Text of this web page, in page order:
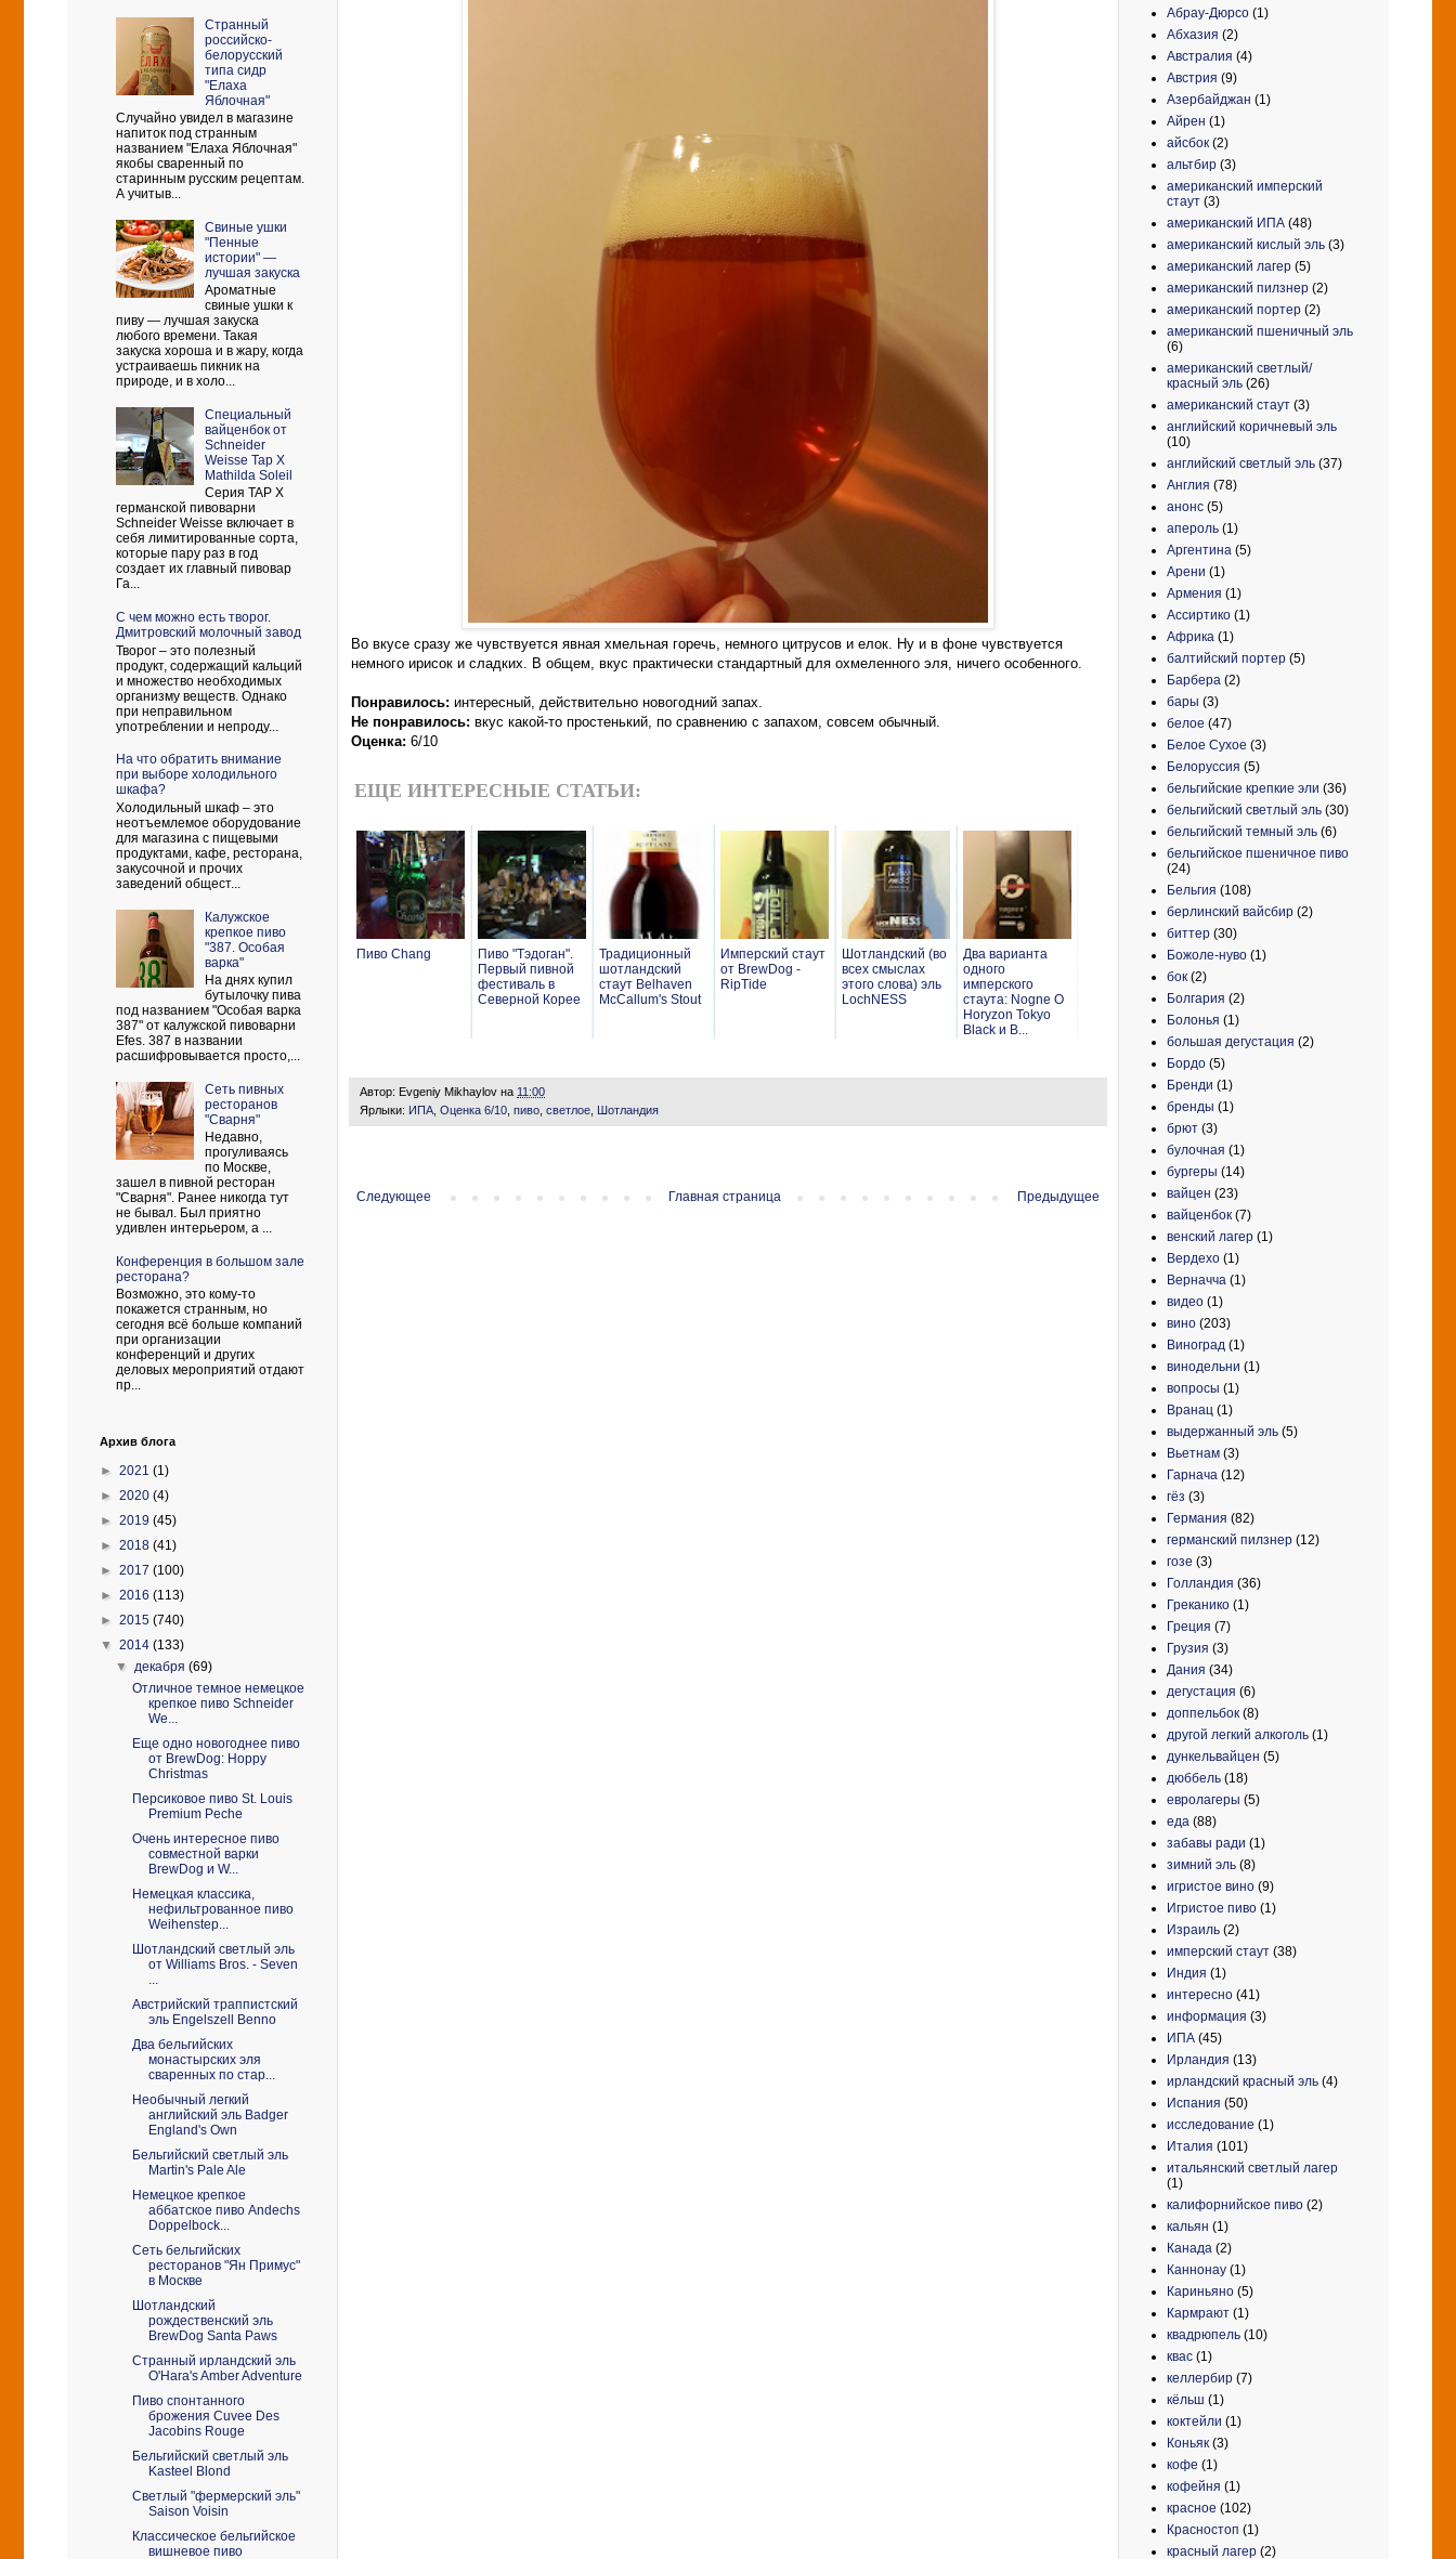
Во вкусе сразу же чувствуется явная хмельная горечь, немного цитрусов и елок. Ну и в фоне чувствуется
немного ирисок и сладких. В общем, вкус практически стандартный для охмеленного эля, ничего особенного.
Понравилось: интересный, действительно новогодний запах.
Не понравилось: вкус какой-то простенький, по сравнению с запахом, совсем обычный.
Оценка: 6/10
ЕЩЕ ИНТЕРЕСНЫЕ СТАТЬИ:
Пиво Chang
Пиво "Тэдоган".
Первый пивной
фестиваль в
Северной Корее
Традиционный
шотландский
стаут Belhaven
McCallum's Stout
Имперский стаут
от BrewDog -
RipTide
Шотландский (во
всех смыслах
этого слова) эль
LochNESS
Два варианта
одного
имперского
стаута: Nogne O
Horyzon Tokyo
Black и B...
Автор: Evgeniy Mikhaylov на 11:00
Ярлыки: ИПА Оценка 6/10 пиво светлое Шотландия
Следующее Предыдущее
Главная страница
Странный
российско-
белорусский
типа сидр
"Елаха
Яблочная"
Случайно увидел в магазине
напиток под странным
названием "Елаха Яблочная"
якобы сваренный по
старинным русским рецептам.
А учитыв...
Свиные ушки
"Пенные
истории" —
лучшая закуска
Ароматные
свиные ушки к
пиву — лучшая закуска
любого времени. Такая
закуска хороша и в жару, когда
устраиваешь пикник на
природе, и в холо...
Cпециальный
вайценбок от
Schneider
Weisse Tap X
Mathilda Soleil
Серия TAP X
германской пивоварни
Schneider Weisse включает в
себя лимитированные сорта,
которые пару раз в год
создает их главный пивовар
Га...
С чем можно есть творог.
Дмитровский молочный завод
Творог – это полезный
продукт, содержащий кальций
и множество необходимых
организму веществ. Однако
при неправильном
употреблении и непроду...
На что обратить внимание
при выборе холодильного
шкафа?
Холодильный шкаф – это
неотъемлемое оборудование
для магазина с пищевыми
продуктами, кафе, ресторана,
закусочной и прочих
заведений общест...
Калужское
крепкое пиво
"387. Особая
варка"
На днях купил
бутылочку пива
под названием "Особая варка
387" от калужской пивоварни
Efes. 387 в названии
расшифровывается просто,...
Сеть пивных
ресторанов
"Сварня"
Недавно,
прогуливаясь
по Москве,
зашел в пивной ресторан
"Сварня". Ранее никогда тут
не бывал. Был приятно
удивлен интерьером, а ...
Конференция в большом зале
ресторана?
Возможно, это кому-то
покажется странным, но
сегодня всё больше компаний
при организации
конференций и других
деловых мероприятий отдают
пр...
Архив блога
► 2021 (1)
► 2020 (4)
► 2019 (45)
► 2018 (41)
► 2017 (100)
► 2016 (113)
► 2015 (740)
▼ 2014 (133)
▼ декабря(69)
Отличное темное немецкое
крепкое пиво Schneider
We...
Еще одно новогоднее пиво
от BrewDog: Hoppy
Christmas
Персиковое пиво St. Louis
Premium Peche
Очень интересное пиво
совместной варки
BrewDog и W...
Немецкая классика,
нефильтрованное пиво
Weihenstep...
Шотландский светлый эль
от Williams Bros. - Seven
Австрийский траппистский
эль Engelszell Benno
Два бельгийских
монастырских эля
сваренных по стар...
Необычный легкий
английский эль Badger
England's Own
Бельгийский светлый эль
Martin's Pale Ale
Немецкое крепкое
аббатское пиво Andechs
Doppelbock...
Сеть бельгийских
ресторанов "Ян Примус"
в Москве
Шотландский
рождественский эль
BrewDog Santa Paws
Странный ирландский эль
O'Hara's Amber Adventure
Пиво спонтанного
брожения Cuvee Des
Jacobins Rouge
Бельгийский светлый эль
Kasteel Blond
Светлый "фермерский эль"
Saison Voisin
Классическое бельгийское
вишневое пиво
Абрау-Дюрсо (1)
Абхазия (2)
Австралия (4)
Австрия (9)
Азербайджан (1)
Айрен (1)
айсбок (2)
альтбир (3)
американский имперский
стаут (3)
американский ИПА (48)
американский кислый эль (3)
американский лагер (5)
американский пилзнер (2)
американский портер (2)
американский пшеничный эль
(6)
американский светлый/
красный эль (26)
американский стаут (3)
английский коричневый эль
(10)
английский светлый эль (37)
Англия (78)
анонс (5)
апероль (1)
Аргентина (5)
Арени (1)
Армения (1)
Ассиртико (1)
Африка (1)
балтийский портер (5)
Барбера (2)
бары (3)
белое (47)
Белое Сухое (3)
Белоруссия (5)
бельгийские крепкие эли (36)
бельгийский светлый эль (30)
бельгийский темный эль (6)
бельгийское пшеничное пиво
(24)
Бельгия (108)
берлинский вайсбир (2)
биттер (30)
Божоле-нуво (1)
бок (2)
Болгария (2)
Болонья (1)
большая дегустация (2)
Бордо (5)
Бренди (1)
бренды (1)
брют (3)
булочная (1)
бургеры (14)
вайцен (23)
вайценбок (7)
венский лагер (1)
Вердехо (1)
Верначча (1)
видео (1)
вино (203)
Виноград (1)
винодельни (1)
вопросы (1)
Вранац (1)
выдержанный эль (5)
Вьетнам (3)
Гарнача (12)
гёз (3)
Германия (82)
германский пилзнер (12)
гозе (3)
Голландия (36)
Греканико (1)
Греция (7)
Грузия (3)
Дания (34)
дегустация (6)
доппельбок (8)
другой легкий алкоголь (1)
дункельвайцен (5)
дюббель (18)
евролагеры (5)
еда (88)
забавы ради (1)
зимний эль (8)
игристое вино (9)
Игристое пиво (1)
Израиль (2)
имперский стаут (38)
Индия (1)
интересно (41)
информация (3)
ИПА (45)
Ирландия (13)
ирландский красный эль (4)
Испания (50)
исследование (1)
Италия (101)
итальянский светлый лагер
(1)
калифорнийское пиво (2)
кальян (1)
Канада (2)
Каннонау (1)
Кариньяно (5)
Кармрают (1)
квадрюпель (10)
квас (1)
келлербир (7)
кёльш (1)
коктейли (1)
Коньяк (3)
кофе (1)
кофейня (1)
красное (102)
Красностоп (1)
красный лагер (2)